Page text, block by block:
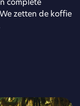
zetten de koffie